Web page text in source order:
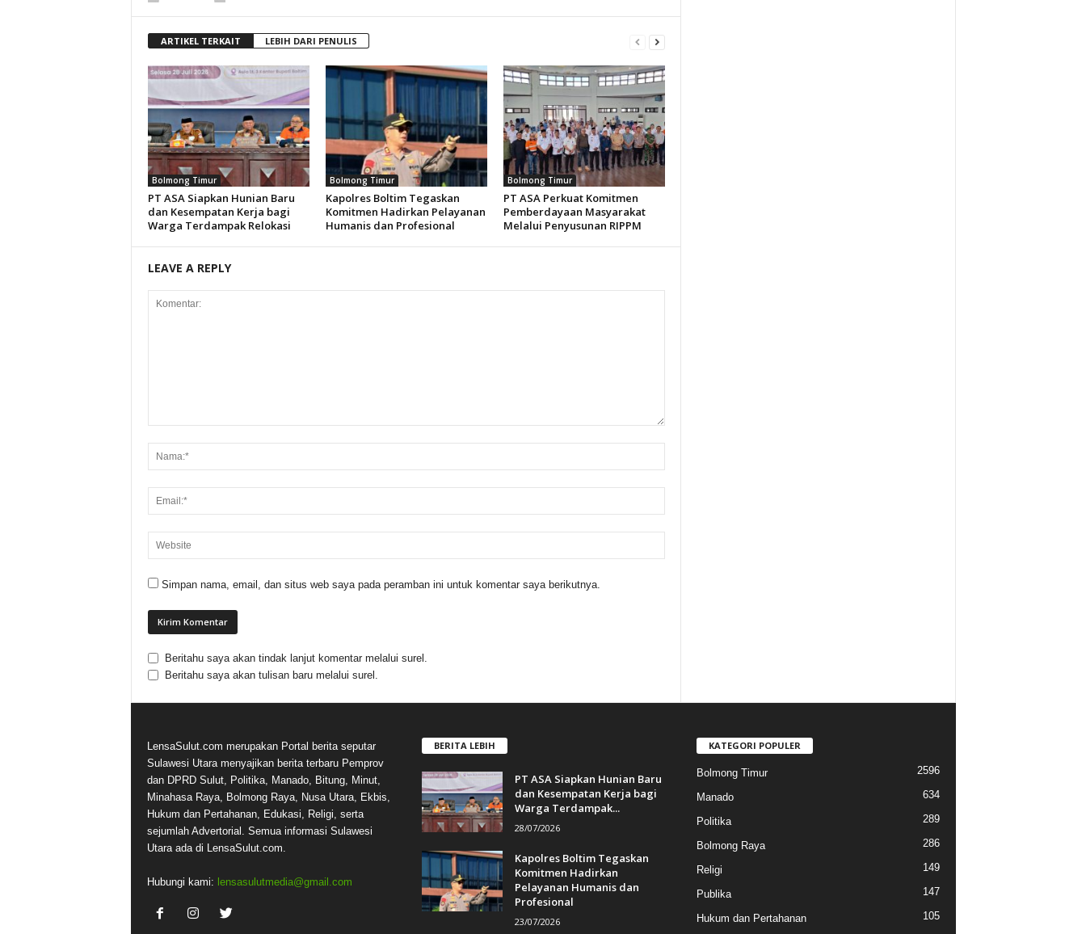
ARTIKEL TERKAIT LEBIH DARI PENULIS
Bolmong Timur
PT ASA Siapkan Hunian Baru
dan Kesempatan Kerja bagi
Warga Terdampak Relokasi
Bolmong Timur
Kapolres Boltim Tegaskan
Komitmen Hadirkan Pelayanan
Humanis dan Profesional
Bolmong Timur
PT ASA Perkuat Komitmen
Pemberdayaan Masyarakat
Melalui Penyusunan RIPPM
LEAVE A REPLY
Simpan nama, email, dan situs web saya pada peramban ini untuk komentar saya berikutnya.
Beritahu saya akan tindak lanjut komentar melalui surel.
Beritahu saya akan tulisan baru melalui surel.
LensaSulut.com merupakan Portal berita seputar
Sulawesi Utara menyajikan berita terbaru Pemprov
dan DPRD Sulut, Politika, Manado, Bitung, Minut,
Minahasa Raya, Bolmong Raya, Nusa Utara, Ekbis,
Hukum dan Pertahanan, Edukasi, Religi, serta
sejumlah Advertorial. Semua informasi Sulawesi
Utara ada di LensaSulut.com.
Hubungi kami: lensasulutmedia@gmail.com
BERITA LEBIH
PT ASA Siapkan Hunian Baru
dan Kesempatan Kerja bagi
Warga Terdampak...
28/07/2026
Kapolres Boltim Tegaskan
Komitmen Hadirkan
Pelayanan Humanis dan
Profesional
23/07/2026
KATEGORI POPULER
Bolmong Timur 2596
Manado 634
Politika 289
Bolmong Raya 286
Religi 149
Publika 147
Hukum dan Pertahanan 105